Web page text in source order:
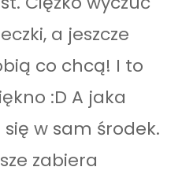
a jeszcze
co chcą! I to
:D A jaka
w sam środek.
zabiera